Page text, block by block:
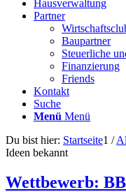
Hausverwaltung
Partner
Baupartner
Steuerliche
Finanzierung
Friends
Kontakt
Suche
Menü Menü
Du bist hier: Startseite1 /
Ideen bekannt
Wettbewerb: